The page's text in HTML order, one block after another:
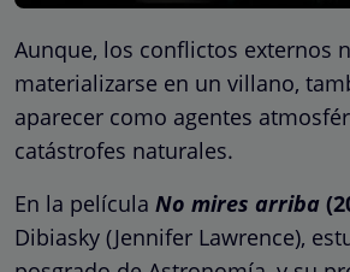
Aunque, los conflictos externos
materializarse en un villano,
aparecer como agentes
catástrofes naturales.
En la película No mires arriba
Dibiasky (Jennifer Lawrence),